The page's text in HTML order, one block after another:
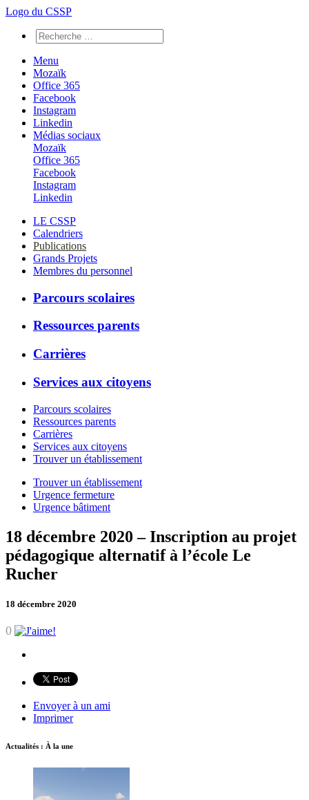
Logo du CSSP
Menu
Mozaïk
Office 365
Facebook
Instagram
Linkedin
Médias sociaux
Mozaïk
Office 365
Facebook
Instagram
Linkedin
LE CSSP
Calendriers
Publications
Grands Projets
Membres du personnel
Parcours scolaires
Ressources parents
Carrières
Services aux citoyens
Parcours scolaires
Ressources parents
Carrières
Services aux citoyens
Trouver un établissement
Trouver un établissement
Urgence fermeture
Urgence bâtiment
18 décembre 2020 – Inscription au projet
pédagogique alternatif à l’école Le
Rucher
18 décembre 2020
0
Envoyer à un ami
Imprimer
Actualités : À la une